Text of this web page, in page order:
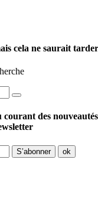
cela ne saurait
des